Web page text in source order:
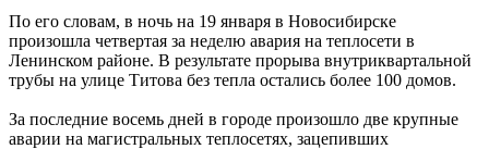
По его словам, в ночь на 19 января в Новосибирске
произошла четвертая за неделю авария на теплосети в
Ленинском районе. В результате прорыва внутриквартальной
трубы на улице Титова без тепла остались более 100 домов.
За последние восемь дней в городе произошло две крупные
аварии на магистральных теплосетях, зацепивших